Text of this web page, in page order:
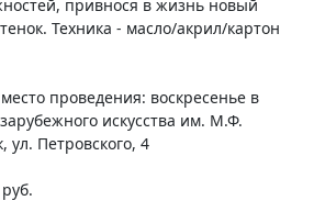
привнося в жизнь новый
Техника - масло/акрил/картон
проведения: воскресенье в
искусства им. М.Ф.
ул. Петровского, 4